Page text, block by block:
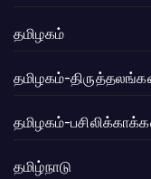
தமிழகம்
தமிழகம்-
தமிழகம்-
தமிழ்நாடு